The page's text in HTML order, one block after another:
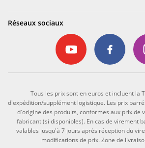
Réseaux sociaux
Tous les prix sont en euros et incluent la
d'expédition/supplément logistique. Les prix
d'origine des produits, conformes aux prix de
fabricant (si disponibles). En cas de virement
valables jusqu'à 7 jours après réception du
modifications de prix. Zone de